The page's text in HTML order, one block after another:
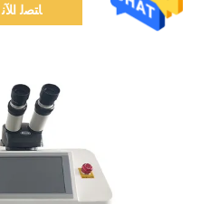
ﺎﺘﺼﻟ ﺍﻶﻧ